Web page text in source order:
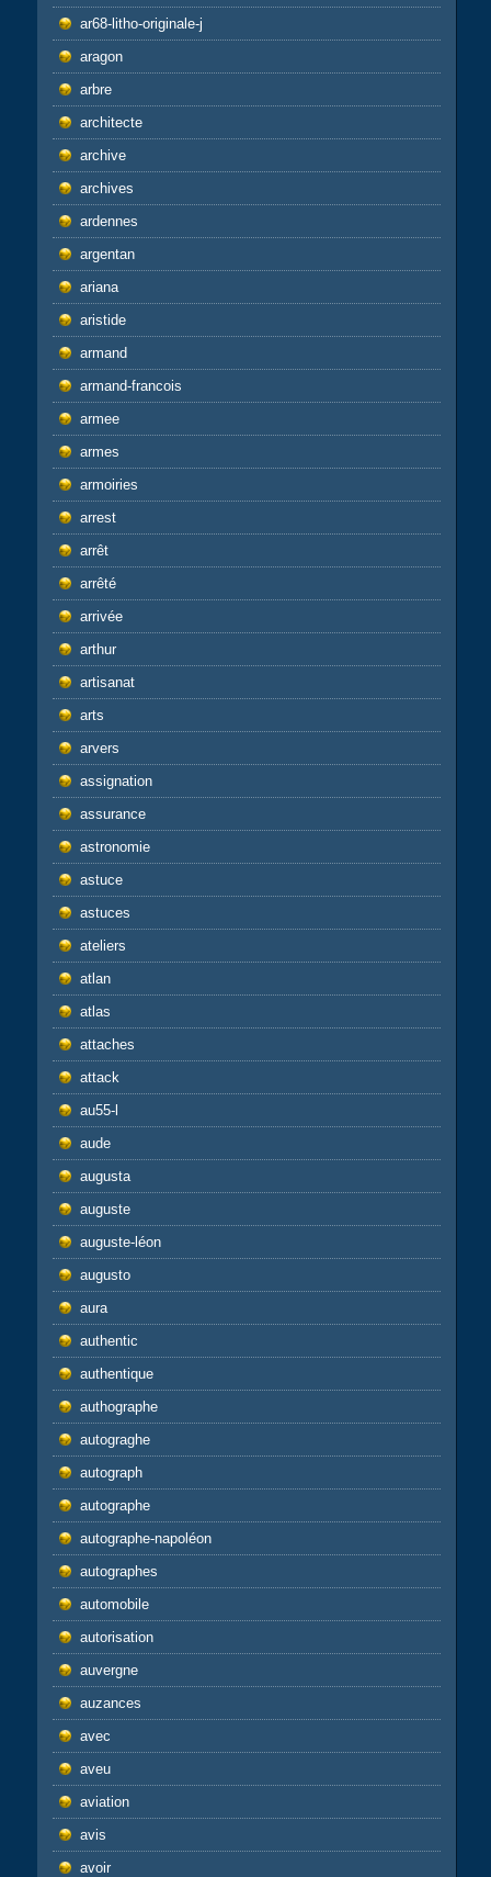
ar68-litho-originale-j
aragon
arbre
architecte
archive
archives
ardennes
argentan
ariana
aristide
armand
armand-francois
armee
armes
armoiries
arrest
arrêt
arrêté
arrivée
arthur
artisanat
arts
arvers
assignation
assurance
astronomie
astuce
astuces
ateliers
atlan
atlas
attaches
attack
au55-l
aude
augusta
auguste
auguste-léon
augusto
aura
authentic
authentique
authographe
autograghe
autograph
autographe
autographe-napoléon
autographes
automobile
autorisation
auvergne
auzances
avec
aveu
aviation
avis
avoir